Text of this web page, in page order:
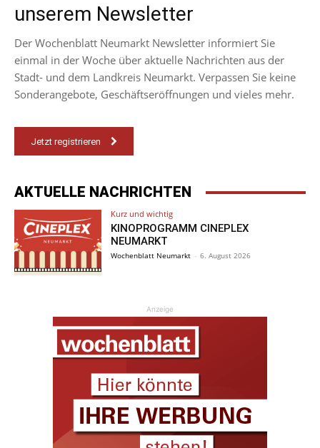
unserem Newsletter
Der Wochenblatt Neumarkt Newsletter informiert Sie
einmal in der Woche über aktuelle Nachrichten aus der
Stadt- und dem Landkreis Neumarkt. Verpassen Sie keine
Sonderangebote, Geschäftseröffnungen und vieles mehr.
Jetzt registrieren
AKTUELLE NACHRICHTEN
Kurz und wichtig
KINOPROGRAMM CINEPLEX
NEUMARKT
Wochenblatt Neumarkt - 6. August 2026
Anzeige